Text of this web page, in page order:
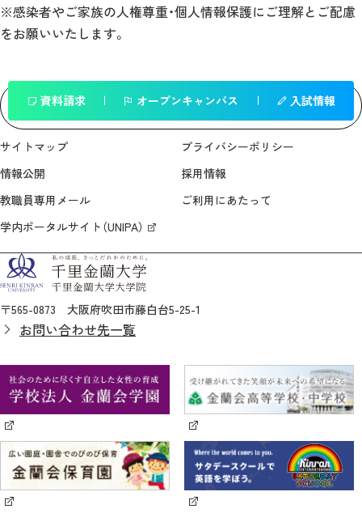
※感染者やご家族の人権尊重・個人情報保護にご理解とご配慮
をお願いいたします。
一覧へ戻る
資料請求 オープンキャンパス 入試情報
サイトマップ
プライバシーポリシー
情報公開
採用情報
教職員専用メール
ご利用にあたって
学内ポータルサイト（UNIPA）
〒565-0873 大阪府吹田市藤白台5-25-1
お問い合わせ先一覧